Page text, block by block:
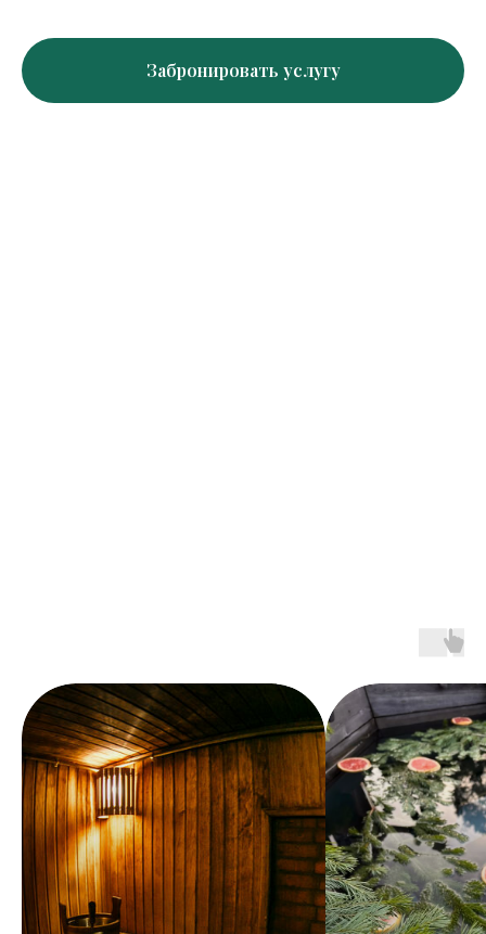
Забронировать услугу